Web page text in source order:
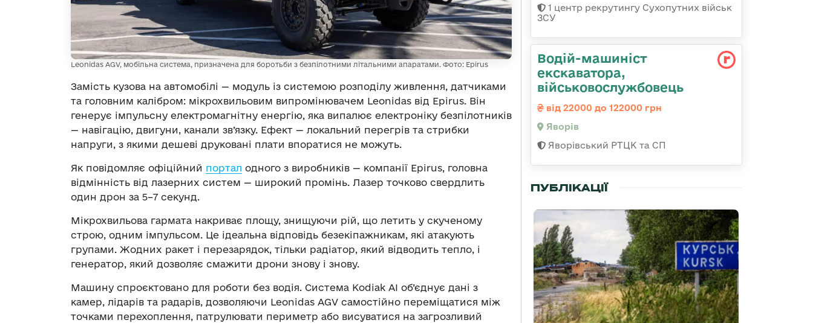
Leonidas AGV, мобільна система, призначена для боротьби з безпілотними літальними апаратами. Фото: Epirus
Замість кузова на автомобілі — модуль із системою розподілу живлення, датчиками
та головним калібром: мікрохвильовим випромінювачем Leonidas від Epirus. Він
генерує імпульсну електромагнітну енергію, яка випалює електроніку безпілотників
— навігацію, двигуни, канали зв’язку. Ефект — локальний перегрів та стрибки
напруги, з якими дешеві друковані плати впоратися не можуть.
Як повідомляє офіційний портал одного з виробників — компанії Epirus, головна
відмінність від лазерних систем — широкий промінь. Лазер точково свердлить
один дрон за 5–7 секунд.
Мікрохвильова гармата накриває площу, знищуючи рій, що летить у скученому
строю, одним імпульсом. Це ідеальна відповідь безекіпажникам, які атакують
групами. Жодних ракет і перезарядок, тільки радіатор, який відводить тепло, і
генератор, який дозволяє смажити дрони знову і знову.
Машину спроєктовано для роботи без водія. Система Kodiak AI об’єднує дані з
камер, лідарів та радарів, дозволяючи Leonidas AGV самостійно переміщатися між
точками перехоплення, патрулювати периметр або висуватися на загрозливий
1 центр рекрутингу Сухопутних військ
ЗСУ
Водій-машиніст
екскаватора,
військовослужбовець
від 22000 до 122000 грн
Яворів
Яворівський РТЦК та СП
ПУБЛІКАЦІЇ